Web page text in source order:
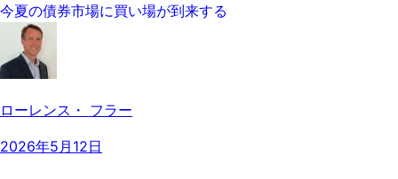
今夏の債券市場に買い場が到来する
ローレンス・ フラー
2026年5月12日